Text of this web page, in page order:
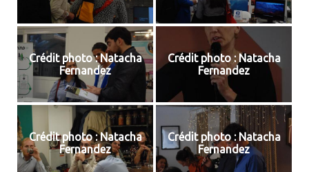
Crédit photo : Natacha
Fernandez
Crédit photo : Natacha
Fernandez
Crédit photo : Natacha
Fernandez
Crédit photo : Natacha
Fernandez